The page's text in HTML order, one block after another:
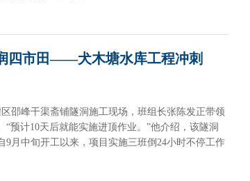
四市田——犬木塘水库工程冲刺
邵峰干渠斋铺隧洞施工现场，班组长张陈发正带领
预计10天后就能实施进顶作业。”他介绍，该隧洞
9月中旬开工以来，项目实施三班倒24小时不停工作